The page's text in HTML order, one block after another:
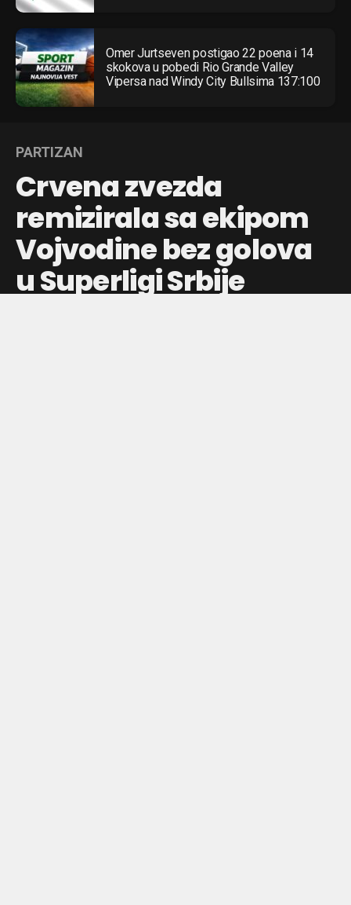
Omer Jurtseven postigao 22 poena i 14
skokova u pobedi Rio Grande Valley
Vipersa nad Windy City Bullsima 137:100
PARTIZAN
Crvena zvezda
remizirala sa ekipom
Vojvodine bez golova
u Superligi Srbije